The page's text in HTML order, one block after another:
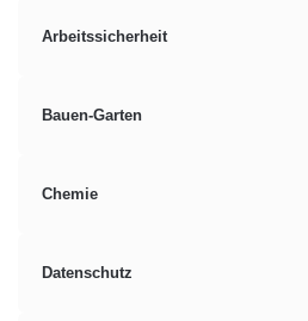
Arbeitssicherheit
Bauen-Garten
Chemie
Datenschutz